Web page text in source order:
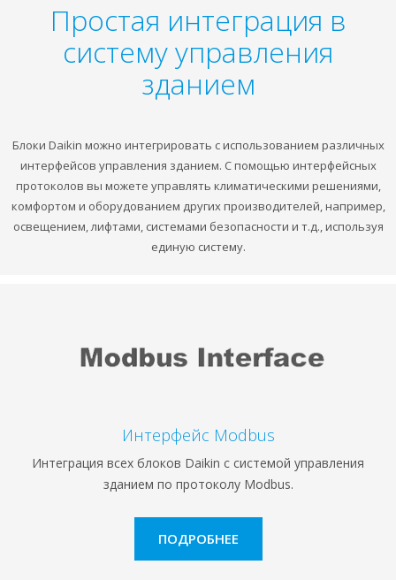
Простая интеграция в
систему управления
зданием
Блоки Daikin можно интегрировать с использованием различных
интерфейсов управления зданием. С помощью интерфейсных
протоколов вы можете управлять климатическими решениями,
комфортом и оборудованием других производителей, например,
освещением, лифтами, системами безопасности и т.д., используя
единую систему.
Интерфейс Мodbus
Интеграция всех блоков Daikin с системой управления
зданием по протоколу Modbus.
ПОДРОБНЕЕ